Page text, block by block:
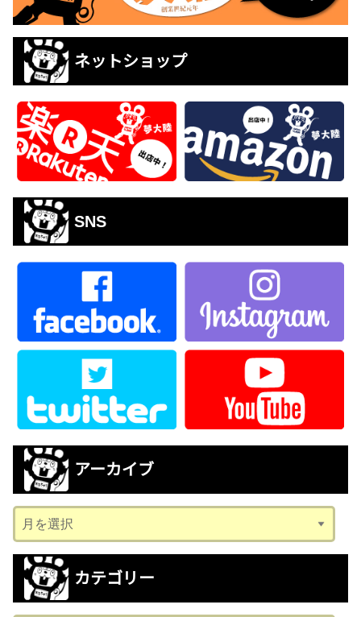
ネットショップ
SNS
アーカイブ
ー
カ
ブ
カテゴリー